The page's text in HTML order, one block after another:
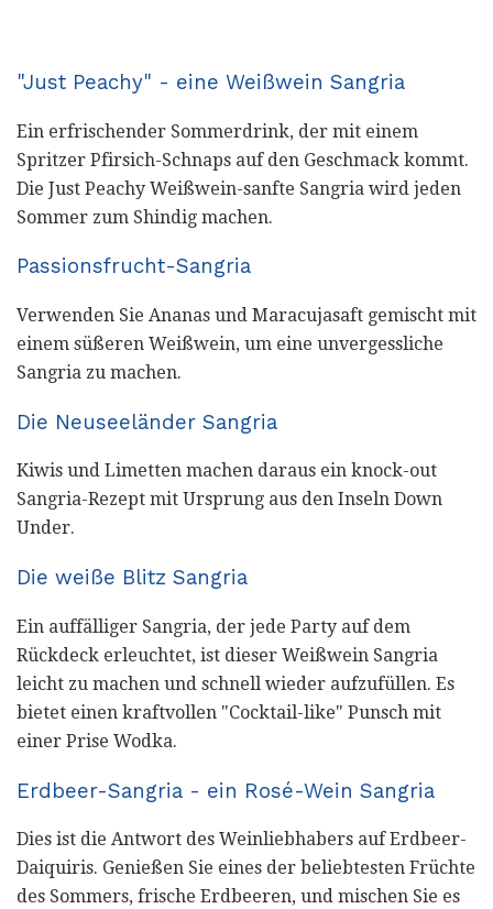
"Just Peachy" - eine Weißwein Sangria
Ein erfrischender Sommerdrink, der mit einem
Spritzer Pfirsich-Schnaps auf den Geschmack kommt.
Die Just Peachy Weißwein-sanfte Sangria wird jeden
Sommer zum Shindig machen.
Passionsfrucht-Sangria
Verwenden Sie Ananas und Maracujasaft gemischt mit
einem süßeren Weißwein, um eine unvergessliche
Sangria zu machen.
Die Neuseeländer Sangria
Kiwis und Limetten machen daraus ein knock-out
Sangria-Rezept mit Ursprung aus den Inseln Down
Under.
Die weiße Blitz Sangria
Ein auffälliger Sangria, der jede Party auf dem
Rückdeck erleuchtet, ist dieser Weißwein Sangria
leicht zu machen und schnell wieder aufzufüllen. Es
bietet einen kraftvollen "Cocktail-like" Punsch mit
einer Prise Wodka.
Erdbeer-Sangria - ein Rosé-Wein Sangria
Dies ist die Antwort des Weinliebhabers auf Erdbeer-
Daiquiris. Genießen Sie eines der beliebtesten Früchte
des Sommers, frische Erdbeeren, und mischen Sie es